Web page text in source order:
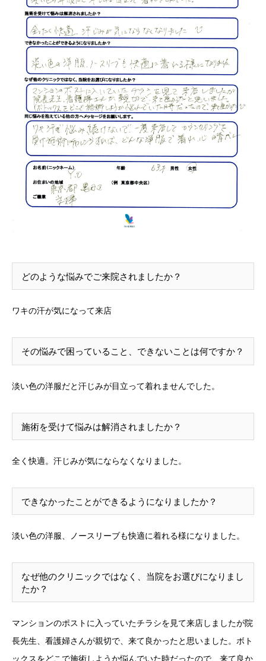
どのような悩みでご来院されましたか？
ワキの汗が気になって来店
その悩みで困っていること、できないことは何ですか？
淡い色の洋服だと汗じみが目立って着れませんでした。
施術を受けて悩みは解消されましたか？
全く快適。汗じみが気にならなくなりました。
できなかったことができるようになりましたか？
淡い色の洋服、ノースリーブも快適に着れる様になりました。
なぜ他のクリニックではなく、当院をお選びになりまし
たか？
マンションのポストに入っていたチラシを見て来店しましたが院
長先生、看護婦さんが親切で、来て良かったと思いました。ボト
ックスをどこで施術しようか悩んでいた時だったので、来て良か